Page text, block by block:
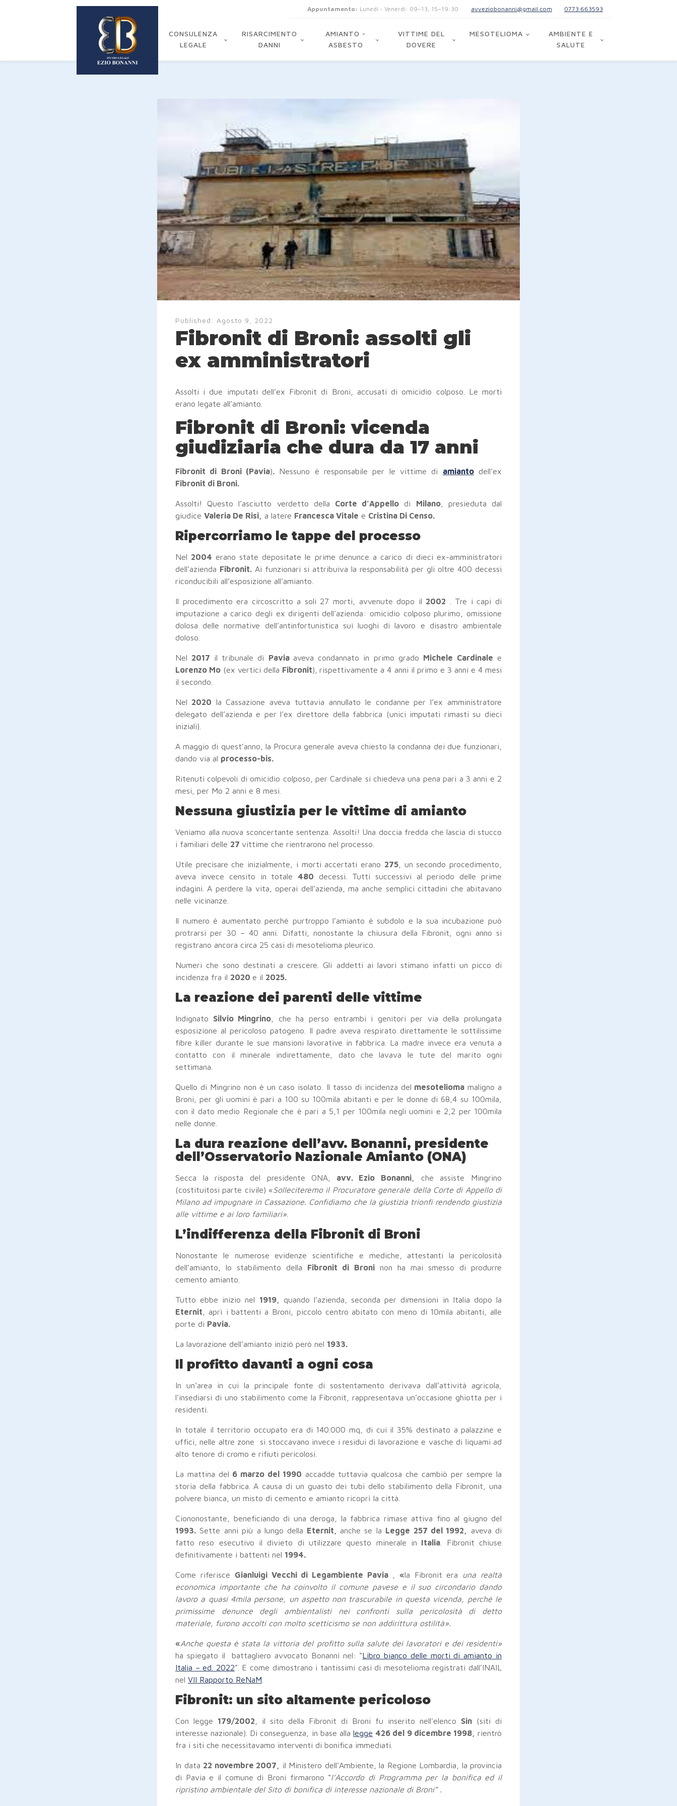
Appuntamento: Lunedi - Venerdi: 09–13, 15–19:30 avveziobonanni@gmail.com 0773 663593
CONSULENZA
LEGALE
RISARCIMENTO
DANNI
AMIANTO -
ASBESTO
VITTIME DEL
DOVERE
MESOTELIOMA
AMBIENTE E
SALUTE
Published: Agosto 9, 2022
Fibronit di Broni: assolti gli
ex amministratori
Assolti i due imputati dell’ex Fibronit di Broni, accusati di omicidio colposo. Le morti
erano legate all’amianto.
Fibronit di Broni: vicenda
giudiziaria che dura da 17 anni
Fibronit di Broni (Pavia). Nessuno è responsabile per le vittime di amiantodell’ex
Fibronit di Broni.
Assolti! Questo l’asciutto verdetto della Corte d’Appello di Milano, presieduta dal
giudice Valeria De Risi, a latere Francesca Vitale e Cristina Di Censo.
Ripercorriamo le tappe del processo
Nel 2004 erano state depositate le prime denunce a carico di dieci ex-amministratori
dell’azienda Fibronit. Ai funzionari si attribuiva la responsabilità per gli oltre 400 decessi
riconducibili all’esposizione all’amianto.
Il procedimento era circoscritto a soli 27 morti, avvenute dopo il 2002 . Tre i capi di
imputazione a carico degli ex dirigenti dell’azienda: omicidio colposo plurimo, omissione
dolosa delle normative dell’antinfortunistica sui luoghi di lavoro e disastro ambientale
doloso.
Nel 2017 il tribunale di Pavia aveva condannato in primo grado Michele Cardinale e
Lorenzo Mo (ex vertici della Fibronit), rispettivamente a 4 anni il primo e 3 anni e 4 mesi
il secondo.
Nel 2020 la Cassazione aveva tuttavia annullato le condanne per l’ex amministratore
delegato dell’azienda e per l’ex direttore della fabbrica (unici imputati rimasti su dieci
iniziali).
A maggio di quest’anno, la Procura generale aveva chiesto la condanna dei due funzionari,
dando via al processo-bis.
Ritenuti colpevoli di omicidio colposo, per Cardinale si chiedeva una pena pari a 3 anni e 2
mesi, per Mo 2 anni e 8 mesi.
Nessuna giustizia per le vittime di amianto
Veniamo alla nuova sconcertante sentenza. Assolti! Una doccia fredda che lascia di stucco
i familiari delle 27 vittime che rientrarono nel processo.
Utile precisare che inizialmente, i morti accertati erano 275, un secondo procedimento,
aveva invece censito in totale 480 decessi. Tutti successivi al periodo delle prime
indagini. A perdere la vita, operai dell’azienda, ma anche semplici cittadini che abitavano
nelle vicinanze.
Il numero è aumentato perché purtroppo l’amianto è subdolo e la sua incubazione può
protrarsi per 30 – 40 anni. Difatti, nonostante la chiusura della Fibronit, ogni anno si
registrano ancora circa 25 casi di mesotelioma pleurico.
Numeri che sono destinati a crescere. Gli addetti ai lavori stimano infatti un picco di
incidenza fra il 2020 e il 2025.
La reazione dei parenti delle vittime
Indignato Silvio Mingrino , che ha perso entrambi i genitori per via della prolungata
esposizione al pericoloso patogeno. Il padre aveva respirato direttamente le sottilissime
fibre killer durante le sue mansioni lavorative in fabbrica. La madre invece era venuta a
contatto con il minerale indirettamente, dato che lavava le tute del marito ogni
settimana.
Quello di Mingrino non è un caso isolato. Il tasso di incidenza del mesoteliomamaligno a
Broni, per gli uomini è pari a 100 su 100mila abitanti e per le donne di 68,4 su 100mila,
con il dato medio Regionale che è pari a 5,1 per 100mila negli uomini e 2,2 per 100mila
nelle donne.
La dura reazione dell’avv. Bonanni, presidente
dell’Osservatorio Nazionale Amianto (ONA)
Secca la risposta del presidente ONA, avv. Ezio Bonanni,
che assiste Mingrino
(costituitosi parte civile) «Solleciteremo il Procuratore generale della Corte di Appello di
Milano ad impugnare in Cassazione. Confidiamo che la giustizia trionfi rendendo giustizia
alle vittime e ai loro familiari»
L’indifferenza della Fibronit di Broni
Nonostante le numerose evidenze scientifiche e mediche, attestanti la pericolosità
dell’amianto, lo stabilimento della Fibronit di Broninon ha mai smesso di produrre
cemento amianto.
Tutto ebbe inizio nel 1919,
quando l’azienda, seconda per dimensioni in Italia dopo la
Eternit , aprì i battenti a Broni, piccolo centro abitato con meno di 10mila abitanti, alle
porte di Pavia.
La lavorazione dell’amianto iniziò però nel 1933.
Il profitto davanti a ogni cosa
In un’area in cui la principale fonte di sostentamento derivava dall’attività agricola,
l’insediarsi di uno stabilimento come la Fibronit, rappresentava un’occasione ghiotta per i
residenti.
In totale il territorio occupato era di 140.000 mq, di cui il 35% destinato a palazzine e
uffici, nelle altre zone si stoccavano invece i residui di lavorazione e vasche di liquami ad
alto tenore di cromo e rifiuti pericolosi.
La mattina del 6 marzo del 1990 accadde tuttavia qualcosa che cambiò per sempre la
storia della fabbrica. A causa di un guasto dei tubi dello stabilimento della Fibronit, una
polvere bianca, un misto di cemento e amianto ricoprì la città.
Ciononostante, beneficiando di una deroga, la fabbrica rimase attiva fino al giugno del
1993. Sette anni più a lungo della Eternit, anche se la Legge 257 del 1992,
aveva di
fatto reso esecutivo il divieto di utilizzare questo minerale in Italia . Fibronit chiuse
definitivamente i battenti nel 1994.
Come riferisce Gianluigi Vecchi di Legambiente Pavia «la Fibronit era
una realtà
economica importante che ha coinvolto il comune pavese e il suo circondario dando
lavoro a quasi 4mila persone, un aspetto non trascurabile in questa vicenda, perché le
primissime denunce degli ambientalisti nei confronti sulla pericolosità di detto
materiale, furono accolti con molto scetticismo se non addirittura ostilità».
«Anche questa è stata la vittoria del profitto sulla salute dei lavoratori e dei residenti»
ha spiegato il battagliero avvocato Bonanni nel: “Libro bianco delle morti di amianto in
Italia – ed. 2022”. E come dimostrano i tantissimi casi di mesotelioma registrati dall’INAIL
nel VII Rapporto ReNaM
Fibronit: un sito altamente pericoloso
Con legge 179/2002 , il sito della Fibronit di Broni fu inserito nell'elenco Sin (siti di
interesse nazionale). Di conseguenza, in base allalegge 426 del 9 dicembre 1998,
rientrò
fra i siti che necessitavamo interventi di bonifica immediati.
In data 22 novembre 2007,
il Ministero dell’Ambiente, la Regione Lombardia, la provincia
di Pavia e il comune di Broni firmarono “l’Accordo di Programma per la bonifica ed il
ripristino ambientale del Sito di bonifica di interesse nazionale di Broni” .